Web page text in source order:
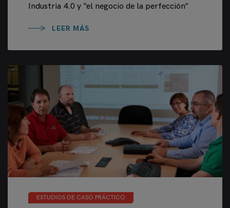
Industria 4.0 y “el negocio de la perfección”
LEER MÁS
ESTUDIOS DE CASO PRÁCTICO